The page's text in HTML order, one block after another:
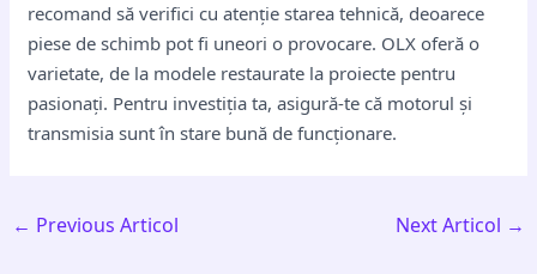
recomand să verifici cu atenție starea tehnică, deoarece
piese de schimb pot fi uneori o provocare. OLX oferă o
varietate, de la modele restaurate la proiecte pentru
pasionați. Pentru investiția ta, asigură-te că motorul și
transmisia sunt în stare bună de funcționare.
← Previous Articol Next Articol →